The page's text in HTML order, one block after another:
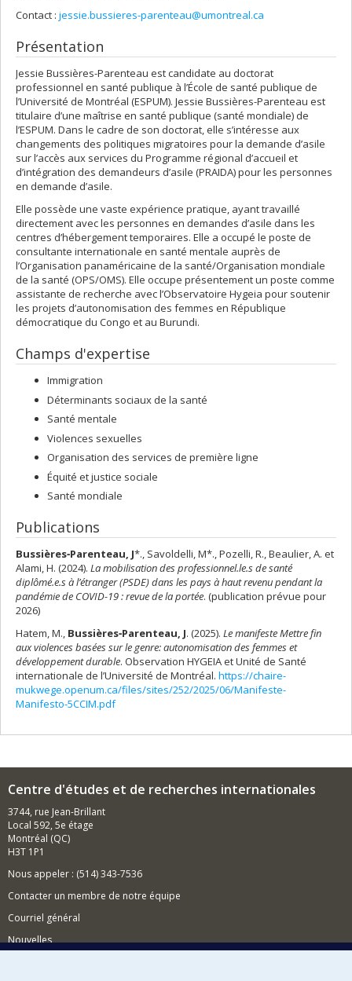
Contact : jessie.bussieres-parenteau@umontreal.ca
Présentation
Jessie Bussières-Parenteau est candidate au doctorat
professionnel en santé publique à l’École de santé publique de
l’Université de Montréal (ESPUM). Jessie Bussières-Parenteau est
titulaire d’une maîtrise en santé publique (santé mondiale) de
l’ESPUM. Dans le cadre de son doctorat, elle s’intéresse aux
changements des politiques migratoires pour la demande d’asile
sur l’accès aux services du Programme régional d’accueil et
d’intégration des demandeurs d’asile (PRAIDA) pour les personnes
en demande d’asile.
Elle possède une vaste expérience pratique, ayant travaillé
directement avec les personnes en demandes d’asile dans les
centres d’hébergement temporaires. Elle a occupé le poste de
consultante internationale en santé mentale auprès de
l’Organisation panaméricaine de la santé/Organisation mondiale
de la santé (OPS/OMS). Elle occupe présentement un poste comme
assistante de recherche avec l’Observatoire Hygeia pour soutenir
les projets d’autonomisation des femmes en République
démocratique du Congo et au Burundi.
Champs d'expertise
Immigration
Déterminants sociaux de la santé
Santé mentale
Violences sexuelles
Organisation des services de première ligne
Équité et justice sociale
Santé mondiale
Publications
Bussières‑Parenteau, J*., Savoldelli, M*., Pozelli, R., Beaulier, A. et
Alami, H. (2024). La mobilisation des professionnel.le.s de santé
diplômé.e.s à l’étranger (PSDE) dans les pays à haut revenu pendant la
pandémie de COVID-19 : revue de la portée. (publication prévue pour
2026)
Hatem, M., Bussières‑Parenteau, J. (2025). Le manifeste Mettre fin
aux violences basées sur le genre: autonomisation des femmes et
développement durable. Observation HYGEIA et Unité de Santé
internationale de l’Université de Montréal. https://chaire-
mukwege.openum.ca/files/sites/252/2025/06/Manifeste-
Manifesto-5CCIM.pdf
Centre d'études et de recherches internationales
3744, rue Jean-Brillant
Local 592, 5e étage
Montréal (QC)
H3T 1P1
Nous appeler : (514) 343-7536
Contacter un membre de notre équipe
Courriel général
Nouvelles